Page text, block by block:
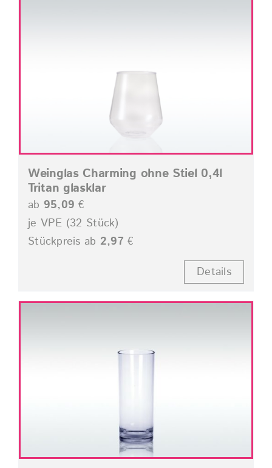
Weinglas Charming ohne Stiel 0,4l
Tritan glasklar
ab 95,09 €
je VPE (32 Stück)
Stückpreis ab 2,97 €
Details